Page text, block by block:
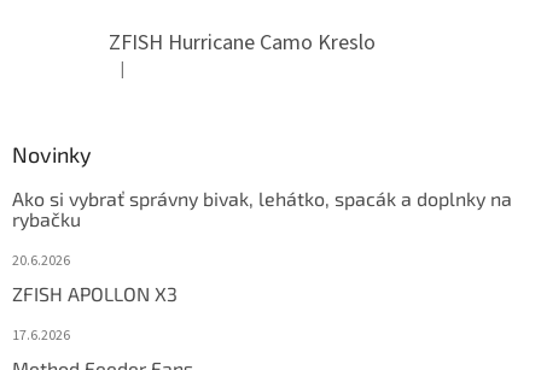
ZFISH Hurricane Camo Kreslo
Hodnotenie produktu je 5 z 5 hviezdičiek.
|
Novinky
Ako si vybrať správny bivak, lehátko, spacák a doplnky na
rybačku
20.6.2026
ZFISH APOLLON X3
17.6.2026